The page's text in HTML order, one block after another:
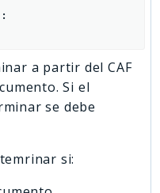
:
a partir del CAF
Si el
se debe
si: